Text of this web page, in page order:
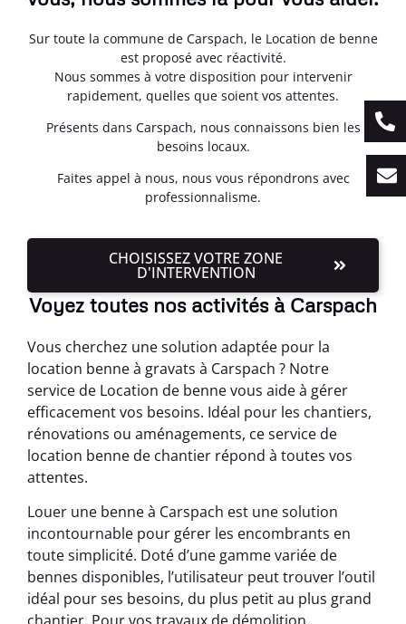
Sur toute la commune de Carspach, le Location de benne
est proposé avec réactivité.
Nous sommes à votre disposition pour intervenir
rapidement, quelles que soient vos attentes.
Présents dans Carspach, nous connaissons bien les
besoins locaux.
Faites appel à nous, nous vous répondrons avec
professionnalisme.
CHOISISSEZ VOTRE ZONE
D'INTERVENTION
Voyez toutes nos activités à Carspach
Vous cherchez une solution adaptée pour la
location benne à gravats à Carspach ? Notre
service de Location de benne vous aide à gérer
efficacement vos besoins. Idéal pour les chantiers,
rénovations ou aménagements, ce service de
location benne de chantier répond à toutes vos
attentes.
Louer une benne à Carspach est une solution
incontournable pour gérer les encombrants en
toute simplicité. Doté d’une gamme variée de
bennes disponibles, l’utilisateur peut trouver l’outil
idéal pour ses besoins, du plus petit au plus grand